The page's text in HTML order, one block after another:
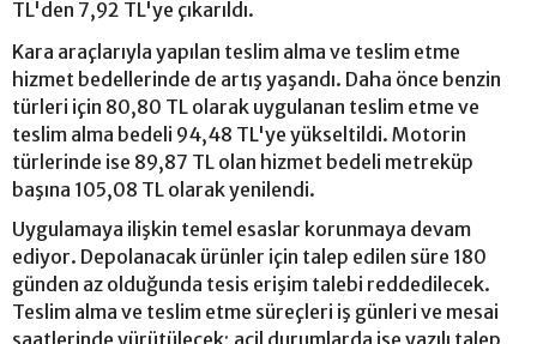
TL'den 7,92 TL'ye çıkarıldı.
Kara araçlarıyla yapılan teslim alma ve teslim etme
hizmet bedellerinde de artış yaşandı. Daha önce benzin
türleri için 80,80 TL olarak uygulanan teslim etme ve
teslim alma bedeli 94,48 TL'ye yükseltildi. Motorin
türlerinde ise 89,87 TL olan hizmet bedeli metreküp
başına 105,08 TL olarak yenilendi.
Uygulamaya ilişkin temel esaslar korunmaya devam
ediyor. Depolanacak ürünler için talep edilen süre 180
günden az olduğunda tesis erişim talebi reddedilecek.
Teslim alma ve teslim etme süreçleri iş günleri ve mesai
saatlerinde yürütülecek; acil durumlarda ise yazılı talep